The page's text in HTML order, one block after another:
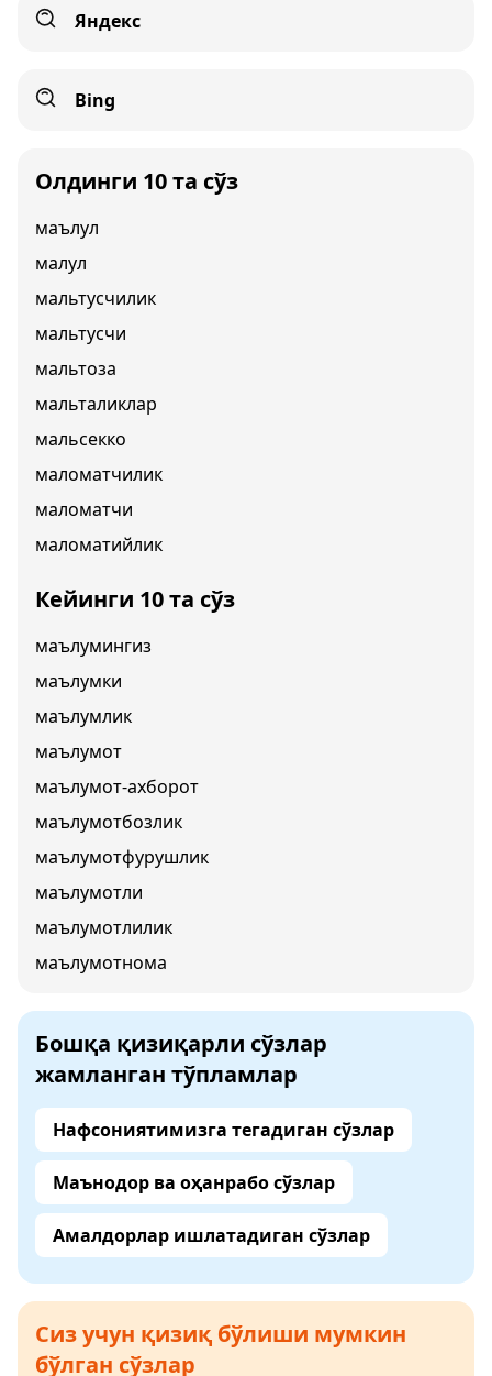
Яндекс
Bing
Олдинги 10 та сўз
маълул
малул
мальтусчилик
мальтусчи
мальтоза
мальталиклар
мальсекко
маломатчилик
маломатчи
маломатийлик
Кейинги 10 та сўз
маълумингиз
маълумки
маълумлик
маълумот
маълумот-ахборот
маълумотбозлик
маълумотфурушлик
маълумотли
маълумотлилик
маълумотнома
Бошқа қизиқарли сўзлар
жамланган тўпламлар
Нафсониятимизга тегадиган сўзлар
Маънодор ва оҳанрабо сўзлар
Амалдорлар ишлатадиган сўзлар
Сиз учун қизиқ бўлиши мумкин
бўлган сўзлар